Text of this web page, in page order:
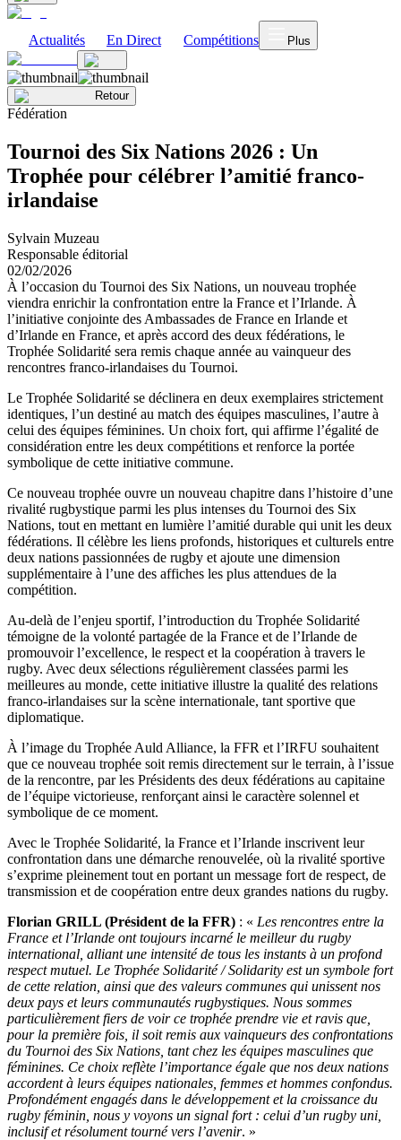
Actualités En Direct Compétitions Plus
Retour
Fédération
Tournoi des Six Nations 2026 : Un
Trophée pour célébrer l’amitié franco-
irlandaise
Sylvain Muzeau
Responsable éditorial
02/02/2026
À l’occasion du Tournoi des Six Nations, un nouveau trophée
viendra enrichir la confrontation entre la France et l’Irlande. À
l’initiative conjointe des Ambassades de France en Irlande et
d’Irlande en France, et après accord des deux fédérations, le
Trophée Solidarité sera remis chaque année au vainqueur des
rencontres franco-irlandaises du Tournoi.
Le Trophée Solidarité se déclinera en deux exemplaires strictement
identiques, l’un destiné au match des équipes masculines, l’autre à
celui des équipes féminines. Un choix fort, qui affirme l’égalité de
considération entre les deux compétitions et renforce la portée
symbolique de cette initiative commune.
Ce nouveau trophée ouvre un nouveau chapitre dans l’histoire d’une
rivalité rugbystique parmi les plus intenses du Tournoi des Six
Nations, tout en mettant en lumière l’amitié durable qui unit les deux
fédérations. Il célèbre les liens profonds, historiques et culturels entre
deux nations passionnées de rugby et ajoute une dimension
supplémentaire à l’une des affiches les plus attendues de la
compétition.
Au-delà de l’enjeu sportif, l’introduction du Trophée Solidarité
témoigne de la volonté partagée de la France et de l’Irlande de
promouvoir l’excellence, le respect et la coopération à travers le
rugby. Avec deux sélections régulièrement classées parmi les
meilleures au monde, cette initiative illustre la qualité des relations
franco-irlandaises sur la scène internationale, tant sportive que
diplomatique.
À l’image du Trophée Auld Alliance, la FFR et l’IRFU souhaitent
que ce nouveau trophée soit remis directement sur le terrain, à l’issue
de la rencontre, par les Présidents des deux fédérations au capitaine
de l’équipe victorieuse, renforçant ainsi le caractère solennel et
symbolique de ce moment.
Avec le Trophée Solidarité, la France et l’Irlande inscrivent leur
confrontation dans une démarche renouvelée, où la rivalité sportive
s’exprime pleinement tout en portant un message fort de respect, de
transmission et de coopération entre deux grandes nations du rugby.
Florian GRILL (Président de la FFR) : « Les rencontres entre la
France et l’Irlande ont toujours incarné le meilleur du rugby
international, alliant une intensité de tous les instants à un profond
respect mutuel. Le Trophée Solidarité / Solidarity est un symbole fort
de cette relation, ainsi que des valeurs communes qui unissent nos
deux pays et leurs communautés rugbystiques. Nous sommes
particulièrement fiers de voir ce trophée prendre vie et ravis que,
pour la première fois, il soit remis aux vainqueurs des confrontations
du Tournoi des Six Nations, tant chez les équipes masculines que
féminines. Ce choix reflète l’importance égale que nos deux nations
accordent à leurs équipes nationales, femmes et hommes confondus.
Profondément engagés dans le développement et la croissance du
rugby féminin, nous y voyons un signal fort : celui d’un rugby uni,
inclusif et résolument tourné vers l’avenir. »